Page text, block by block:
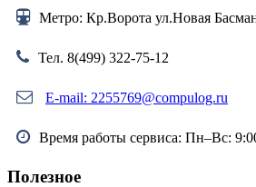
Метро: Кр.Ворота ул.Новая
Тел. 8(499) 322-75-12
E-mail: 2255769@compulog.ru
Время работы сервиса: Пн–Вс:
Полезное